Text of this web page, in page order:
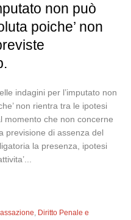
non può
poiche’ non
indagini per l’imputato non
non rientra tra le ipotesi
momento che non concerne
previsione di assenza del
la presenza, ipotesi
, Diritto Penale e